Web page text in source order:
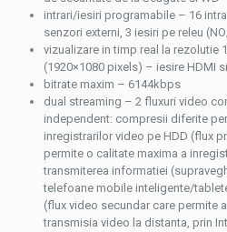
intrari/iesiri programabile – 16
senzori externi, 3 iesiri pe releu
vizualizare in timp real la rezolutie
(1920×1080 pixels) – iesire HDMI
bitrate maxim – 6144kbps
dual streaming – 2 fluxuri video
independent: compresii diferite
inregistrarilor video pe HDD (flux
permite o calitate maxima a
transmiterea informatiei
telefoane mobile inteligente/
(flux video secundar care permite
transmisia video la distanta, prin